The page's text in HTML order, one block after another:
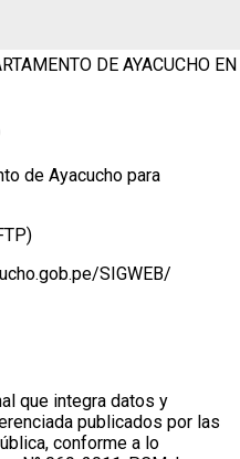
DE AYACUCHO EN
de Ayacucho para
SIGWEB/
que integra datos y
publicados por las
conforme a lo